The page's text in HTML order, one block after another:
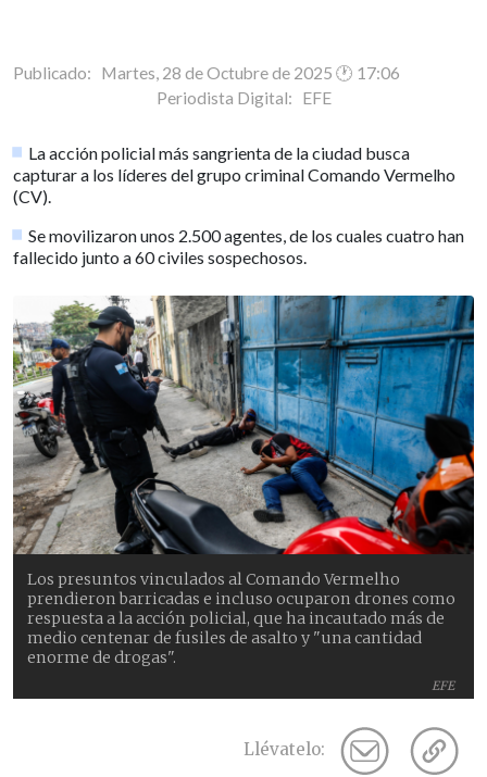
Publicado: Martes, 28 de Octubre de 2025 🕐 17:06
Periodista Digital: EFE
La acción policial más sangrienta de la ciudad busca
capturar a los líderes del grupo criminal Comando Vermelho
(CV).
Se movilizaron unos 2.500 agentes, de los cuales cuatro han
fallecido junto a 60 civiles sospechosos.
EFE
Los presuntos vinculados al Comando Vermelho
prendieron barricadas e incluso ocuparon drones como
respuesta a la acción policial, que ha incautado más de
medio centenar de fusiles de asalto y "una cantidad
enorme de drogas".
Llévatelo: